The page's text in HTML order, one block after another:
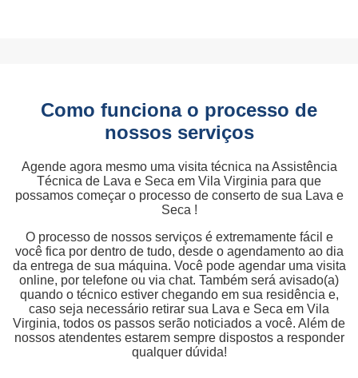
Como funciona o processo de
nossos serviços
Agende agora mesmo uma visita técnica na Assistência
Técnica de Lava e Seca em Vila Virginia para que
possamos começar o processo de conserto de sua Lava e
Seca !
O processo de nossos serviços é extremamente fácil e
você fica por dentro de tudo, desde o agendamento ao dia
da entrega de sua máquina. Você pode agendar uma visita
online, por telefone ou via chat. Também será avisado(a)
quando o técnico estiver chegando em sua residência e,
caso seja necessário retirar sua Lava e Seca em Vila
Virginia, todos os passos serão noticiados a você. Além de
nossos atendentes estarem sempre dispostos a responder
qualquer dúvida!